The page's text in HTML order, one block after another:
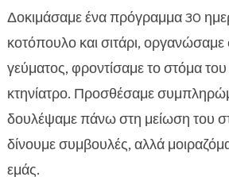

Στοματική υγιεινή και δόντια:
παράγοντας
Μικρές τελετουργίες στο
σάλιο
Συμπληρώματα και
υποστηρίζουν τη γενική
 Διαχείριση άγχους γύρω από
Δοκιμάσαμε ένα πρόγραμμα 30
κοτόπουλο και σιτάρι,
γεύματος, φροντίσαμε το στόμα
κτηνίατρο. Προσθέσαμε
δουλέψαμε πάνω στη μείωση του
δίνουμε συμβουλές, αλλά
εμάς.